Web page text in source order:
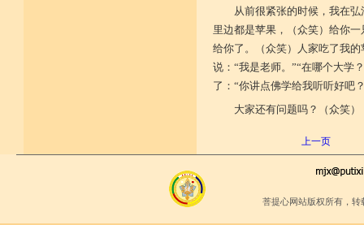
从前很紧张的时候，我在
里边都是苹果，（众笑）给你
给你了。（众笑）人家吃了我
说：“我是老师。”“在哪个大学
了：“你讲点佛学给我听听好吧
大家还有问题吗？（众笑）
上一页
菩提心网站版权所有，